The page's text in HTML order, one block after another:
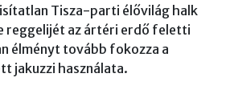
Tisza-parti élővilág halk
reggelijét az ártéri erdő feletti
élményt tovább fokozza a
jakuzzi használata.